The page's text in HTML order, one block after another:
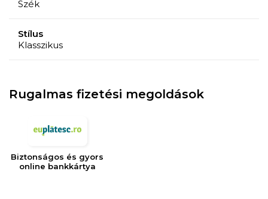
Szék
Stílus
Klasszikus
Rugalmas fizetési megoldások
Biztonságos és gyors
online bankkártya